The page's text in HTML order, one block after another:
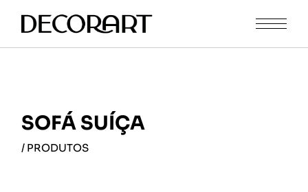
SOFÁ SUÍÇA
/ PRODUTOS